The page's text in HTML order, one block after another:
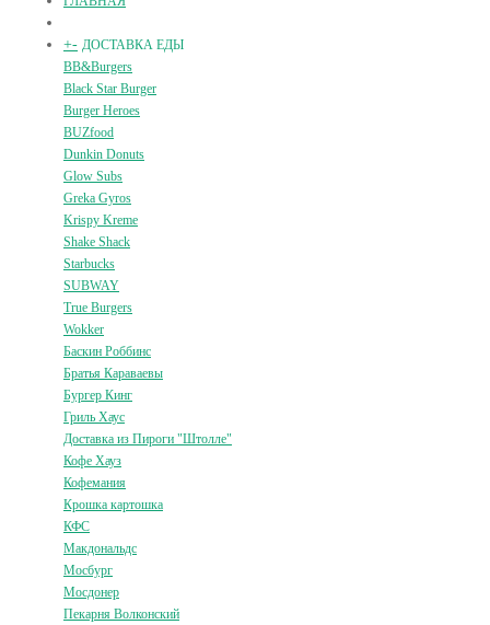
+- ДОСТАВКА ЕДЫ
BB&Burgers
Black Star Burger
Burger Heroes
BUZfood
Dunkin Donuts
Glow Subs
Greka Gyros
Krispy Kreme
Shake Shack
Starbucks
SUBWAY
True Burgers
Wokker
Баскин Роббинс
Братья Караваевы
Бургер Кинг
Гриль Хаус
Доставка из Пироги "Штолле"
Кофе Хауз
Кофемания
Крошка картошка
КФС
Макдональдс
Мосбург
Мосдонер
Пекарня Волконский